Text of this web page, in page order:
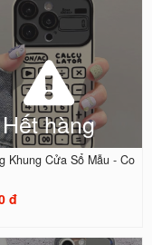
Hết hàng
Khung Cửa Sổ Mẫu - Co
đ